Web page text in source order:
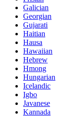
Galician
Georgian
Gujarati
Haitian
Hausa
Hawaiian
Hebrew
Hmong
Hungarian
Icelandic
Igbo
Javanese
Kannada